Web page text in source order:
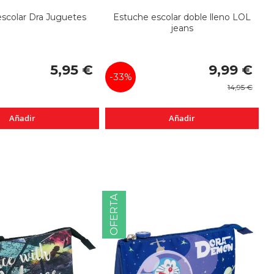
Dra Juguetes
5,95 €
Añadir
Estuche escolar doble lleno LOL
jeans
-33%
Precio
especial
9,99 €
14,95 €
Añadir
OFERTA